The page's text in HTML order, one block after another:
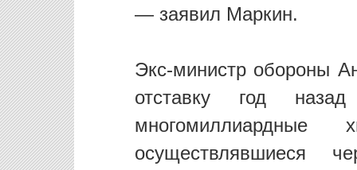
— заявил Маркин.
Экс-министр обороны
отставку год
осуществлявшиеся